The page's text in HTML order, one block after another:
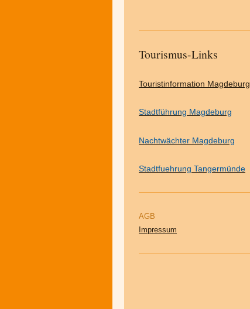
Tourismus-Links
Touristinformation Magdeburg
Stadtführung Magdeburg
Nachtwächter Magdeburg
Stadtfuehrung Tangermünde
AGB
Impressum